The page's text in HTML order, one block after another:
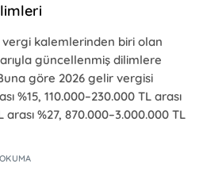
kalemlerinden biri olan
güncellenmiş dilimlere
göre 2026 gelir vergisi
%15, 110.000–230.000 TL arası
%27, 870.000–3.000.000 TL